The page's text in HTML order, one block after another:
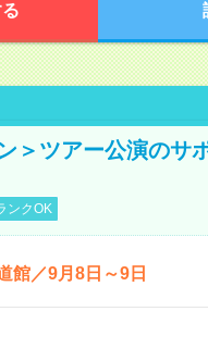
＞ツアー公演のサ
ンクOK
館／9月8日～9日